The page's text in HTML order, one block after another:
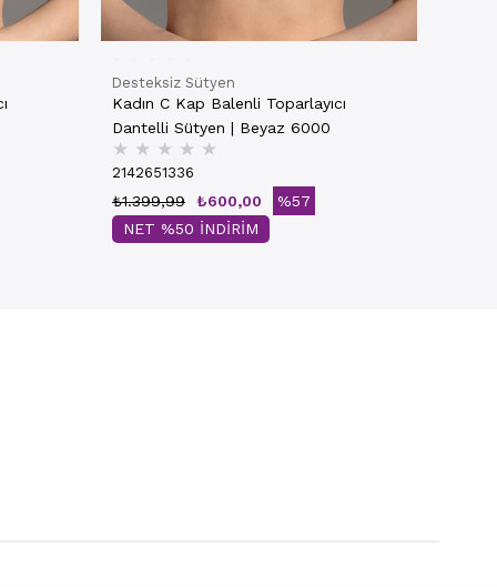
Desteksiz Sütyen
Kadın C Kap Balenli Toparlayıcı
Dantelli Sütyen | Beyaz 6000
★ ★ ★ ★ ★
2142651336
₺600,00
₺1.399,99
%57
NET %50 İNDİRİM